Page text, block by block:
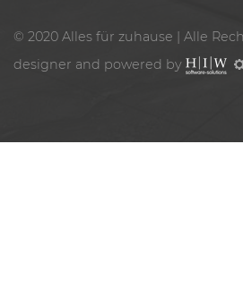
© 2020 Alles für zuhause | Alle
designer and powered by